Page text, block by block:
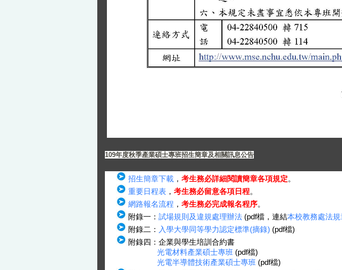
109年度秋季產業碩士專班招生簡章及相關訊息公告
招生簡章下載 ， 考生務必詳細閱讀簡章各項規定。
重要日程表 ， 考生務必留意各項日程。
網路報名流程 ， 考生務必完成報名程序。
附錄一： 試場規則及違規處理辦法 (pdf檔，連結本校教務處法規
附錄二： 入學大學同等學力認定標準(摘錄) (pdf檔)
附錄四：企業與學生培訓合約書
光電材料產業碩士專班 (pdf檔)
光電半導體技術產業碩士專班 (pdf檔)